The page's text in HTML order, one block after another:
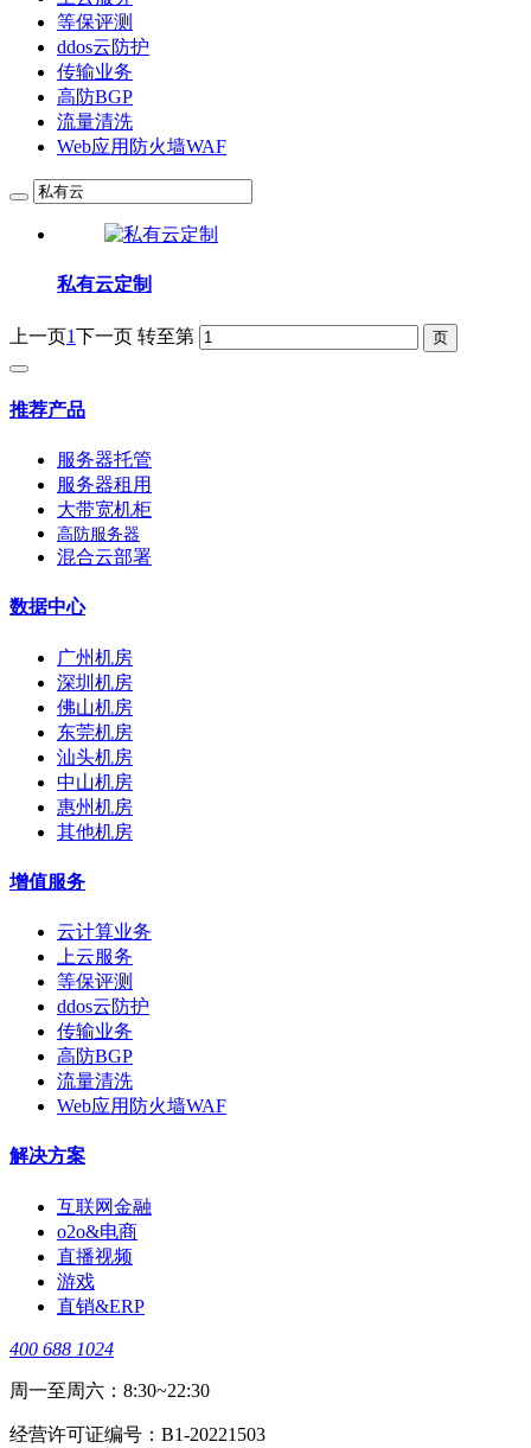
等保评测
ddos云防护
传输业务
高防BGP
流量清洗
Web应用防火墙WAF
私有云定制
上一页1下一页 转至第
推荐产品
服务器托管
服务器租用
大带宽机柜
高防服务器
混合云部署
数据中心
广州机房
深圳机房
佛山机房
东莞机房
汕头机房
中山机房
惠州机房
其他机房
增值服务
云计算业务
上云服务
等保评测
ddos云防护
传输业务
高防BGP
流量清洗
Web应用防火墙WAF
解决方案
互联网金融
o2o&电商
直播视频
游戏
直销&ERP
400 688 1024
周一至周六：8:30~22:30
经营许可证编号：B1-20221503